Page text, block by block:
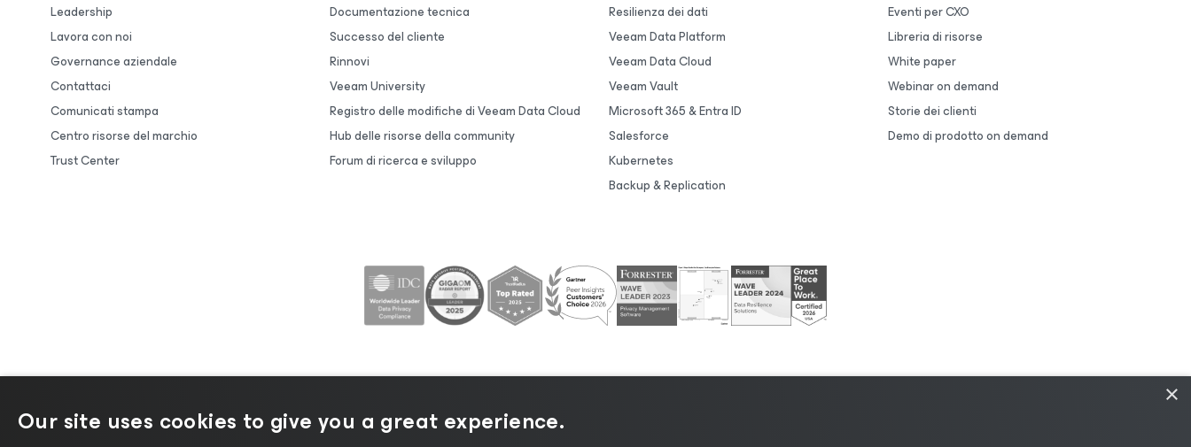
Leadership
Lavora con noi
Governance aziendale
Contattaci
Comunicati stampa
Centro risorse del marchio
Trust Center
Documentazione tecnica
Successo del cliente
Rinnovi
Veeam University
Registro delle modifiche di Veeam Data Cloud
Hub delle risorse della community
Forum di ricerca e sviluppo
Resilienza dei dati
Veeam Data Platform
Veeam Data Cloud
Veeam Vault
Microsoft 365 & Entra ID
Salesforce
Kubernetes
Backup & Replication
Eventi per CXO
Libreria di risorse
White paper
Webinar on demand
Storie dei clienti
Demo di prodotto on demand
©2026 Veeam® Software | Informativa sulla privacy| Informativa sui cookie
×
Our site uses cookies to give you a great experience.